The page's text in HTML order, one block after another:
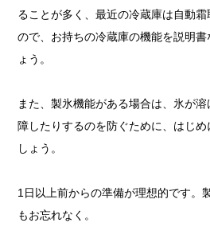
ることが多く、最近の冷蔵庫は自動
ので、お持ちの冷蔵庫の機能を説明
ょう。
また、製氷機能がある場合は、氷が
障したりするのを防ぐために、はじ
しょう。
1日以上前からの準備が理想的です。
もお忘れなく。